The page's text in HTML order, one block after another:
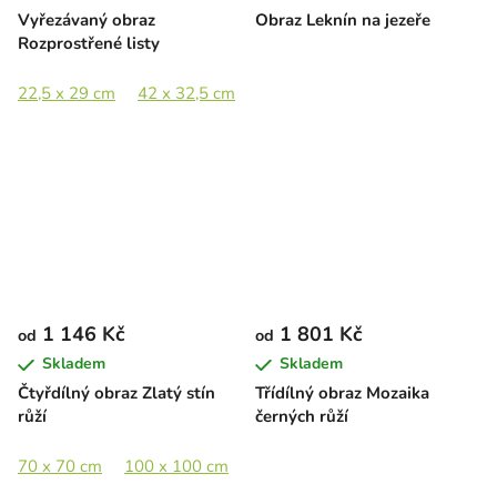
Vyřezávaný obraz
Rozprostřené listy
22,5 x 29 cm 42 x 32,5 cm
Obraz Leknín na jezeře
Čtyřdílný obraz Zlatý stín
růží
od 1 146 Kč
Skladem
70 x 70 cm 100 x 100 cm
Třídílný obraz Mozaika
černých růží
od 1 801 Kč
Skladem